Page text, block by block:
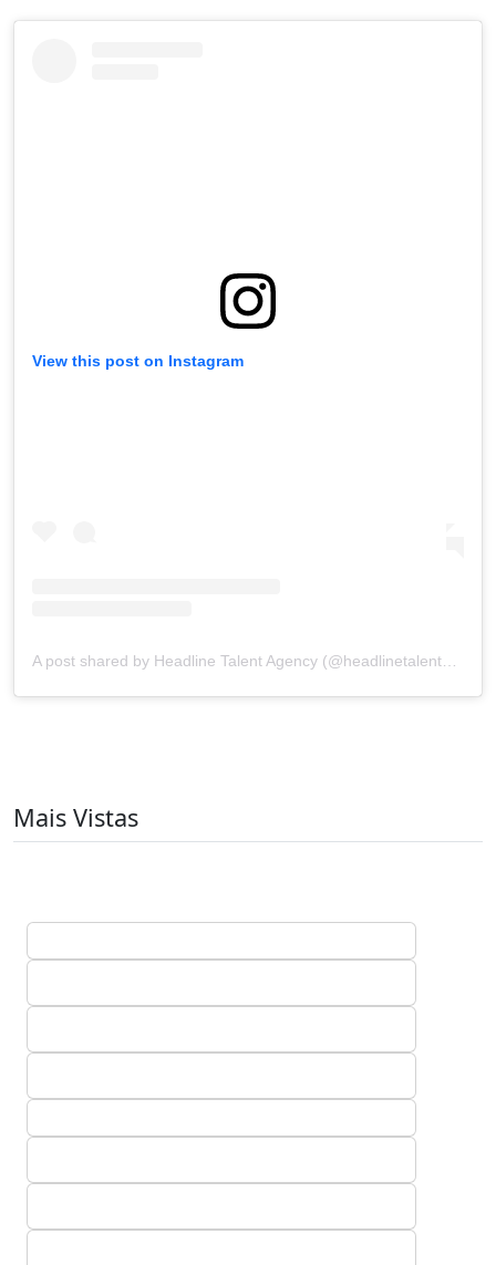
View this post on Instagram
Mais Vistas